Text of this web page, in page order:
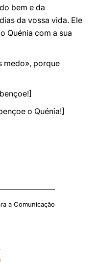
bem e da
da vossa vida. Ele
Quénia com a sua
medo», porque
o Quénia!]
a Comunicação